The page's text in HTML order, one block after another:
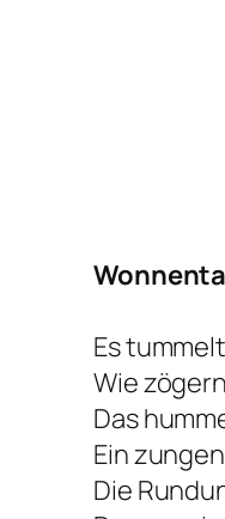
Es
Wie
Das
Ein
Die